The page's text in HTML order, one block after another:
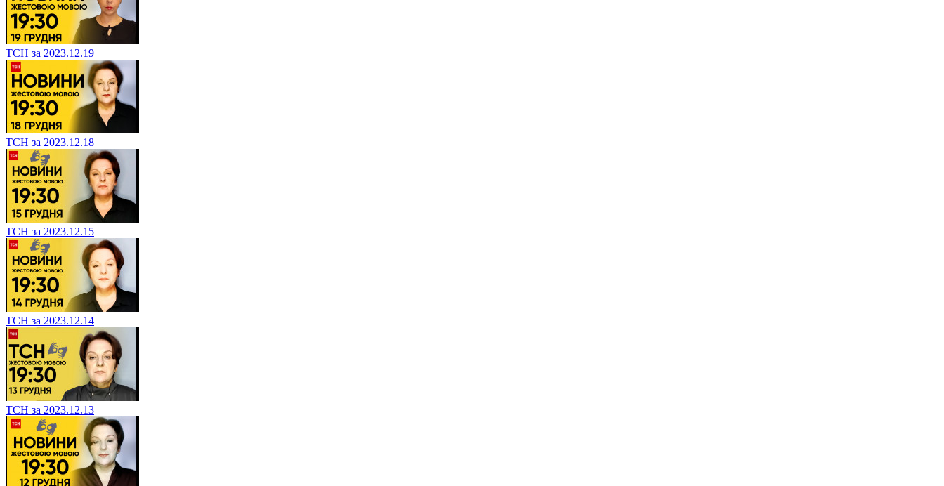
ТСН за 2023.12.19
ТСН за 2023.12.18
ТСН за 2023.12.15
ТСН за 2023.12.14
ТСН за 2023.12.13